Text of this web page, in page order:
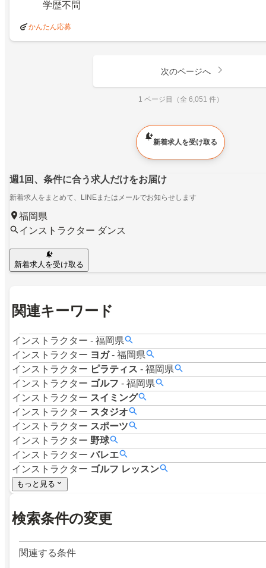
学歴不問
かんたん応募
次のページへ
1 ページ目（全 6,051 件）
新着求人を受け取る
週1回、条件に合う求人だけをお届け
新着求人をまとめて、LINEまたはメールでお知らせします
福岡県
インストラクター ダンス
新着求人を受け取る
関連キーワード
インストラクター - 福岡県
インストラクター ヨガ - 福岡県
インストラクター ピラティス - 福岡県
インストラクター ゴルフ - 福岡県
インストラクター スイミング
インストラクター スタジオ
インストラクター スポーツ
インストラクター 野球
インストラクター バレエ
インストラクター ゴルフ レッスン
もっと見る
検索条件の変更
関連する条件